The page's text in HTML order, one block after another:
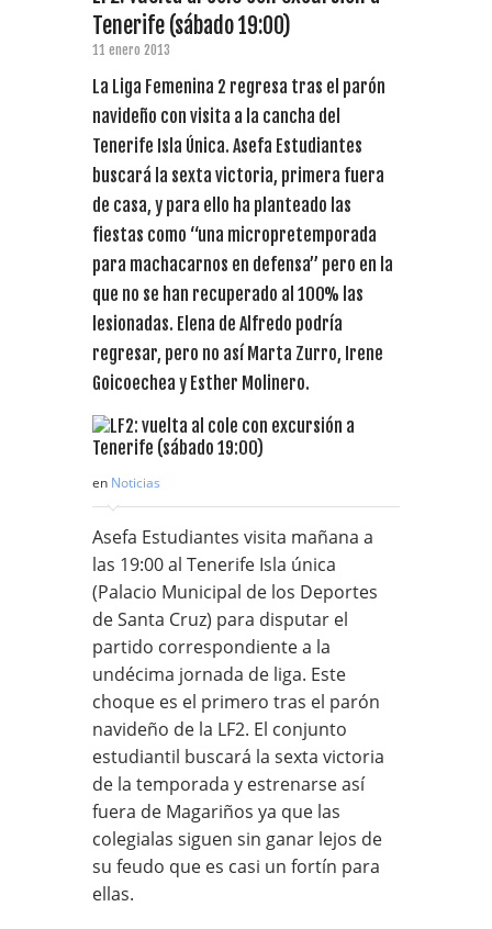
Tenerife (sábado 19:00)
11 enero 2013
La Liga Femenina 2 regresa tras el parón
navideño con visita a la cancha del
Tenerife Isla Única. Asefa Estudiantes
buscará la sexta victoria, primera fuera
de casa, y para ello ha planteado las
fiestas como “una micropretemporada
para machacarnos en defensa” pero en la
que no se han recuperado al 100% las
lesionadas. Elena de Alfredo podría
regresar, pero no así Marta Zurro, Irene
Goicoechea y Esther Molinero.
en Noticias
Asefa Estudiantes visita mañana a
las 19:00 al Tenerife Isla única
(Palacio Municipal de los Deportes
de Santa Cruz) para disputar el
partido correspondiente a la
undécima jornada de liga. Este
choque es el primero tras el parón
navideño de la LF2. El conjunto
estudiantil buscará la sexta victoria
de la temporada y estrenarse así
fuera de Magariños ya que las
colegialas siguen sin ganar lejos de
su feudo que es casi un fortín para
ellas.